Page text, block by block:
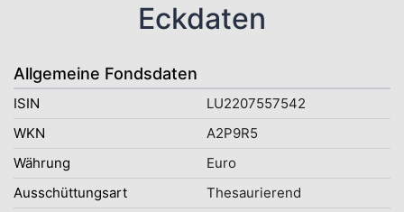
Eckdaten
Allgemeine Fondsdaten
ISIN
LU2207557542
WKN
A2P9R5
Währung
Euro
Ausschüttungsart
Thesaurierend